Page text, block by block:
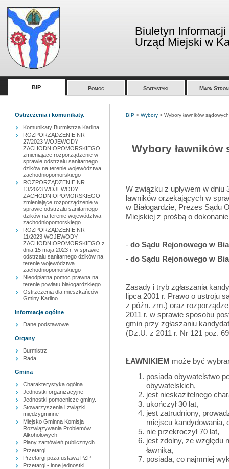
Biuletyn
Urząd Miejski w
BIP Pomoc Statystyki Mapa
Ostrzeżenia i komunikaty.
Komunikaty Burmistrza Karlina
ROZPORZĄDZENIE NR
27/2023 WOJEWODY
ZACHODNIOPOMORSKIEGO
zmieniające rozporządzenie w
sprawie odstrzału sanitarnego
dzików na terenie województwa
zachodniopomorskiego
ROZPORZĄDZENIE NR
13/2023 WOJEWODY
ZACHODNIOPOMORSKIEGO
zmieniające rozporządzenie w
sprawie odstrzału sanitarnego
dzików na terenie województwa
zachodniopomorskiego
ROZPORZĄDZENIE NR
11/2023 WOJEWODY
ZACHODNIOPOMORSKIEGO z
dnia 15 maja 2023 r. w sprawie
odstrzału sanitarnego dzików na
terenie województwa
zachodniopomorskiego
Nieodpłatna pomoc prawna na
terenie powiatu białogardzkiego.
Ostrzeżenia dla mieszkańców
Gminy Karlino.
Informacje ogólne
Dane podstawowe
Organy
Burmistrz
Rada
Gmina
Charakterystyka ogólna
Jednostki organizacyjne
Jednostki pomocnicze gminy.
Stowarzyszenia i związki
międzygminne
Miejsko Gminna Komisja
Rozwiązywania Problemów
Alkoholowych
Plany zamówień publicznych
Przetargi
Przetargi poza ustawą PZP
Przetargi - inne jednostki
BIP > Wybory > Wybory ławników
Wybory ławników
W związku z upływem w dniu
ławników orzekających w
w Białogardzie, Prezes Sądu
Miejskiej z prośbą o
- do Sądu Rejonowego w
- do Sądu Rejonowego w
Zasady i tryb zgłaszania
lipca 2001 r. Prawo o ustroju
z późn. zm.) oraz
2011 r. w sprawie sposobu
gmin przy zgłaszaniu
(Dz.U. z 2011 r. Nr 121 poz.
ŁAWNIKIEM może być
posiada obywatelstwo
obywatelskich,
jest nieskazitelnego
ukończył 30 lat,
jest zatrudniony,
miejscu kandydowania,
nie przekroczył 70 lat,
jest zdolny, ze względu
ławnika,
posiada, co najmniej